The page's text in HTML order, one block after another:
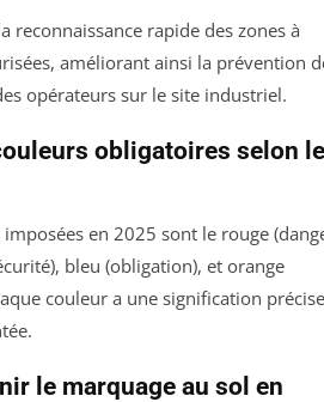
reconnaissance rapide des zones à
améliorant ainsi la prévention
opérateurs sur le site industriel.
obligatoires selon
en 2025 sont le rouge
bleu (obligation), et orange
couleur a une signification
le marquage au sol en